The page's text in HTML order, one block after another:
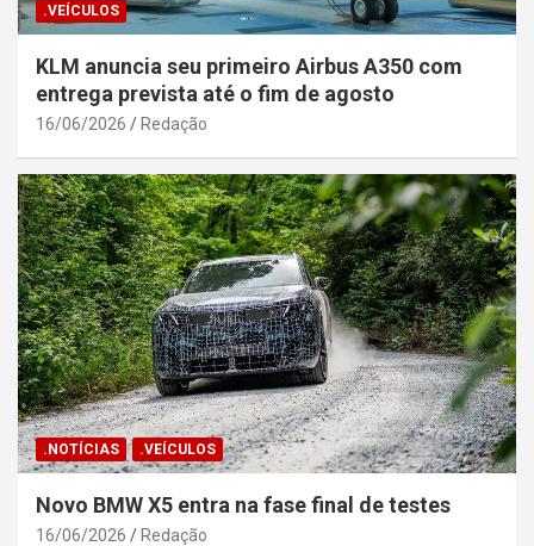
.VEÍCULOS
KLM anuncia seu primeiro Airbus A350 com
entrega prevista até o fim de agosto
16/06/2026 Redação
.NOTÍCIAS .VEÍCULOS
Novo BMW X5 entra na fase final de testes
16/06/2026 Redação